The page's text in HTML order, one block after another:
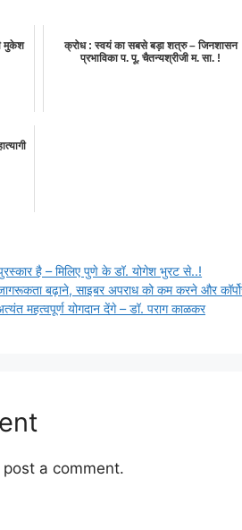
मुकेश
क्रोध : स्वयं का सबसे बड़ा शत्रु – जिनशासन
प्रभाविका प. पू. चैतन्यश्रीजी म. सा. !
है – मिलिए पुणे के डॉ. योगेश भुरट से..!
बढ़ाने, साइबर अपराध को कम करने और
महत्वपूर्ण योगदान देंगे – डॉ. पराग काळकर
a comment.